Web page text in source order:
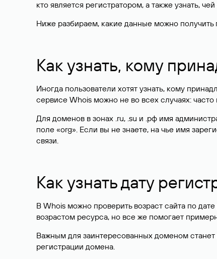
кто является регистратором, а также узнать, чей
Ниже разбираем, какие данные можно
Как узнать, кому
Иногда пользователи хотят узнать, кому
сервисе Whois можно не во всех случаях:
Для доменов в зонах .ru, .su и .рф имя
поле «org». Если вы не знаете, на чье имя
связи.
Как узнать дату
В Whois можно проверить возраст сайта по
возрастом ресурса, но все же помогает
Важным для заинтересованных доменом
регистрации домена.